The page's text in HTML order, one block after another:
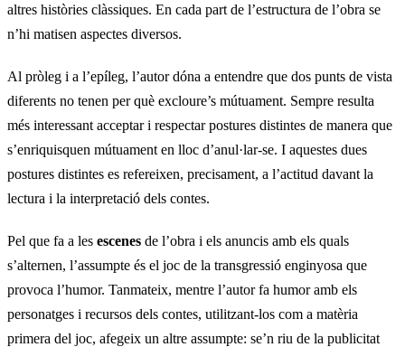
altres històries clàssiques. En cada part de l’estructura de l’obra se
n’hi matisen aspectes diversos.
Al pròleg i a l’epíleg, l’autor dóna a entendre que dos punts de vista
diferents no tenen per què excloure’s mútuament. Sempre resulta
més interessant acceptar i respectar postures distintes de manera que
s’enriquisquen mútuament en lloc d’anul·lar-se. I aquestes dues
postures distintes es refereixen, precisament, a l’actitud davant la
lectura i la interpretació dels contes.
Pel que fa a les escenes de l’obra i els anuncis amb els quals
s’alternen, l’assumpte és el joc de la transgressió enginyosa que
provoca l’humor. Tanmateix, mentre l’autor fa humor amb els
personatges i recursos dels contes, utilitzant-los com a matèria
primera del joc, afegeix un altre assumpte: se’n riu de la publicitat